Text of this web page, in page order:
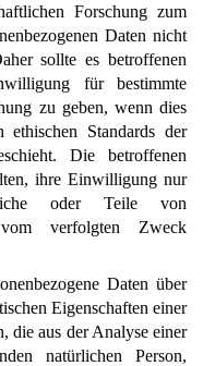
Forschung zum
Daten nicht
sollte es betroffenen
für bestimmte
zu geben, wenn dies
ethischen Standards der
Die betroffenen
ihre Einwilligung nur
oder Teile von
verfolgten Zweck
Daten über
Eigenschaften einer
die aus der Analyse einer
natürlichen Person,